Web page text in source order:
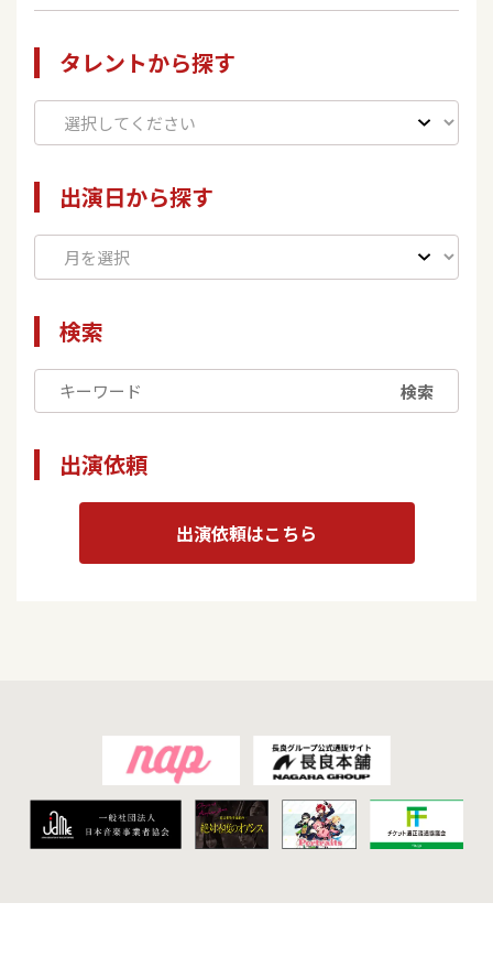
タレントから探す
出演日から探す
検索
検索
出演依頼
出演依頼はこちら